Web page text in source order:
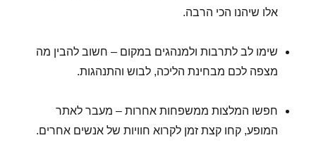
אלו שיהנו הכי הרבה.
שימו לב לתרבות ולמנהגים במקום – חשוב להבין מה
מצפה לכם מבחינת הליכה, לבוש והתנהגות.
חפשו המלצות ממשפחות אחרות – מעבר לאתר
המופע, קחו קצת זמן לקרוא חוויות של אנשים אחרים.